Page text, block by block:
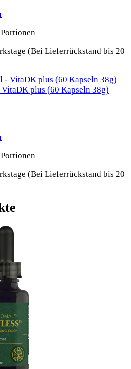
Portionen
(Bei Lieferrückstand bis 20
plus (60 Kapseln 38g)
Portionen
(Bei Lieferrückstand bis 20